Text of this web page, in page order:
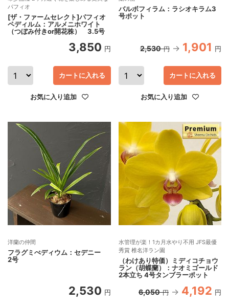
パフィオ
[ザ・ファームセレクト]パフィオ
ペディルム：アルメニホワイト
（つぼみ付きor開花株） 3.5号
3,850 円
お気に入り追加
カートに入れる
バルボフィラム：ラシオキラム3
号ポット
2,530 円 1,901 円
お気に入り追加
カートに入れる
洋蘭の仲間
フラグミぺディウム：セデニー
2号
2,530 円
水管理が楽！1カ月水やり不用 JFS最優
秀賞 椎名洋ラン園
（わけあり特価）ミディコチョウ
ラン（胡蝶蘭）：ナオミゴールド
2本立ち 4号タンブラーポット
6,050 円 4,192 円